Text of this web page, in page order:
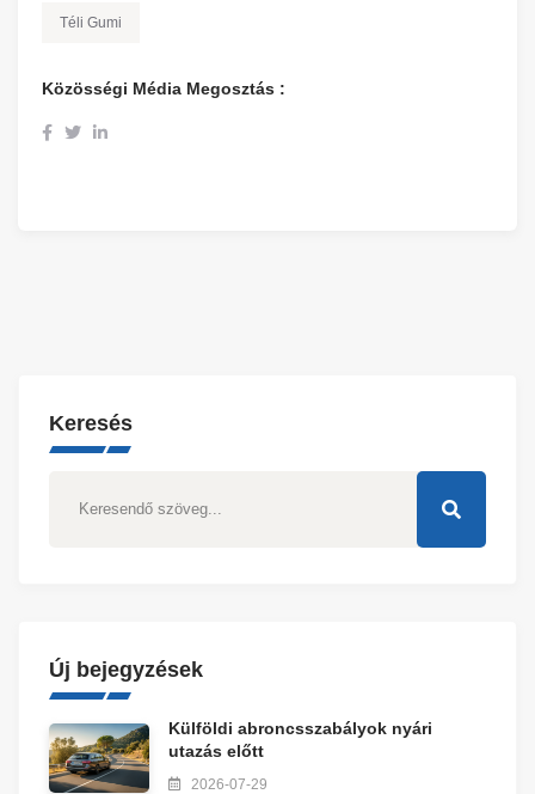
Téli Gumi
Közösségi Média Megosztás :
Keresés
Új bejegyzések
Külföldi abroncsszabályok nyári
utazás előtt
2026-07-29